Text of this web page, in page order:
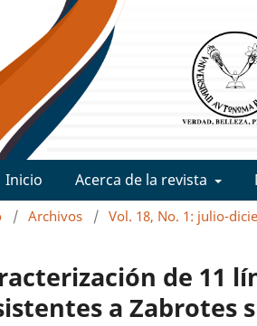
Inicio Acerca de la revista
/ Archivos / Vol. 18, No. 1: julio-
de 11
a Zabrotes